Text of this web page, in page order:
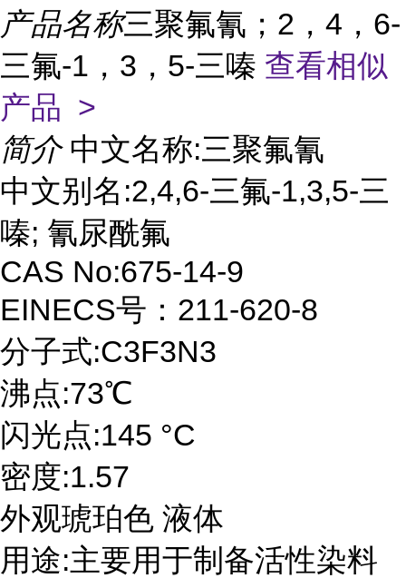
产品名称三聚氟氰；2，4，6-
三氟-1，3，5-三嗪 查看相似
产品 >
简介 中文名称:三聚氟氰
中文别名:2,4,6-三氟-1,3,5-三
嗪; 氰尿酰氟
CAS No:675-14-9
EINECS号：211-620-8
分子式:C3F3N3
沸点:73℃
闪光点:145 °C
密度:1.57
外观琥珀色 液体
用途:主要用于制备活性染料